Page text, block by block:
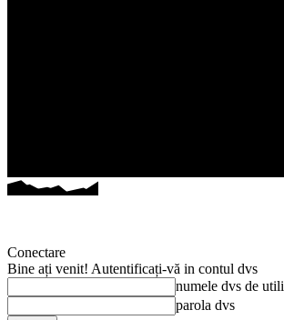
Conectare
Bine ați venit! Autentificați-vă in contul dvs
numele dvs de
parola dvs